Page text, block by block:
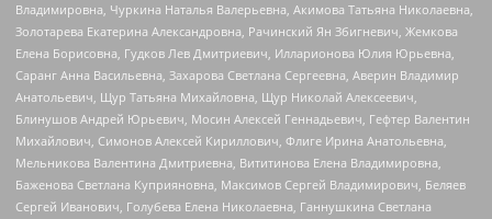
Владимировна, Чуркина Наталья Валерьевна, Акимова Татьяна Николаевна,
Золотарева Екатерина Александровна, Рачинский Ян Збигневич, Жемкова
Елена Борисовна, Гудков Лев Дмитриевич, Илларионова Юлия Юрьевна,
Саранг Анна Васильевна, Захарова Светлана Сергеевна, Аверин Владимир
Анатольевич, Щур Татьяна Михайловна, Щур Николай Алексеевич,
Блинушов Андрей Юрьевич, Мосин Алексей Геннадьевич, Гефтер Валентин
Михайлович, Симонов Алексей Кириллович, Флиге Ирина Анатольевна,
Мельникова Валентина Дмитриевна, Вититинова Елена Владимировна,
Баженова Светлана Куприяновна, Максимов Сергей Владимирович, Беляев
Сергей Иванович, Голубева Елена Николаевна, Ганнушкина Светлана